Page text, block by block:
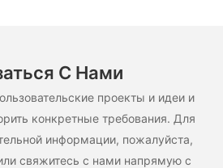
С Нами
проекты и идеи и
конкретные требования. Для
информации, пожалуйста,
свяжитесь с нами напрямую с